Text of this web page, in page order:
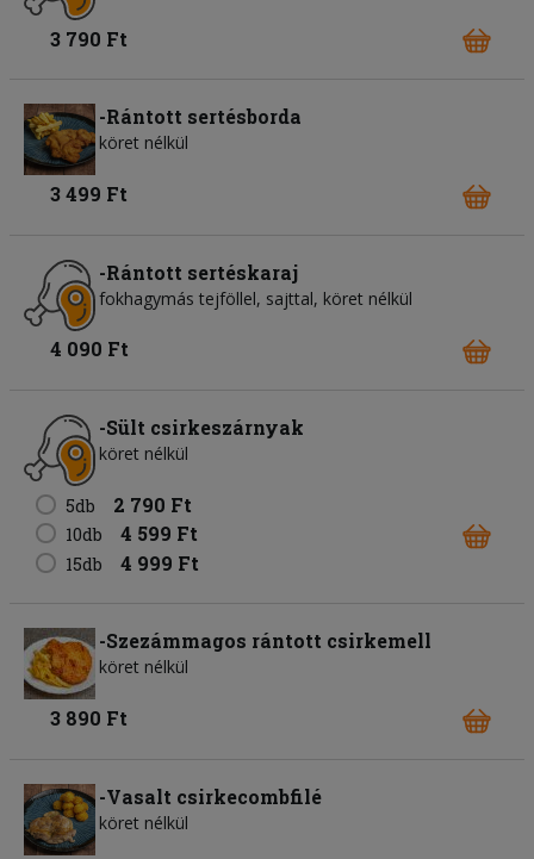
3 790 Ft
-Rántott sertésborda
köret nélkül
3 499 Ft
-Rántott sertéskaraj
fokhagymás tejföllel, sajttal, köret nélkül
4 090 Ft
-Sült csirkeszárnyak
köret nélkül
5db 2 790 Ft
10db 4 599 Ft
15db 4 999 Ft
-Szezámmagos rántott csirkemell
köret nélkül
3 890 Ft
-Vasalt csirkecombfilé
köret nélkül